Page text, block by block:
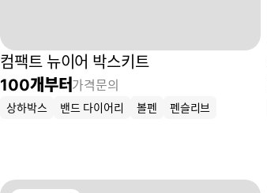
컴팩트 뉴이어 박스키트
100개부터 가격문의
상하박스 밴드 다이어리 볼펜 펜슬리브